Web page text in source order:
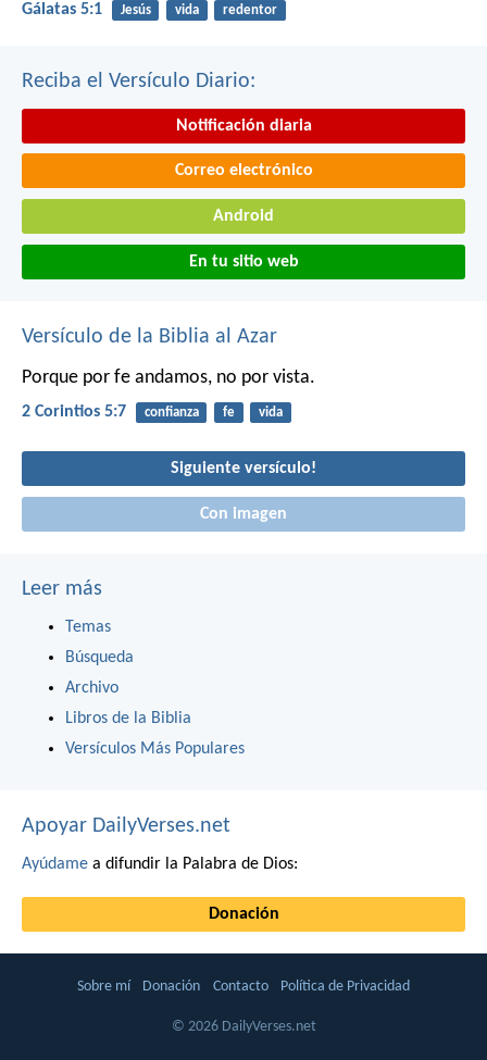
Gálatas 5:1 Jesús vida redentor
Reciba el Versículo Diario:
Notificación diaria
Correo electrónico
Android
En tu sitio web
Versículo de la Biblia al Azar
Porque por fe andamos, no por vista.
2 Corintios 5:7 confianza fe vida
Siguiente versículo!
Con imagen
Leer más
Temas
Búsqueda
Archivo
Libros de la Biblia
Versículos Más Populares
Apoyar DailyVerses.net
Ayúdame a difundir la Palabra de Dios:
Donación
Sobre mí Donación Contacto Política de Privacidad
© 2026 DailyVerses.net